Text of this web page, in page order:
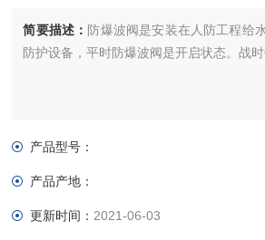
简要描述： 防爆波阀是安装在人防工程给
防护设备，平时防爆波阀是开启状态。战
产品型号：
产品产地：
更新时间： 2021-06-03